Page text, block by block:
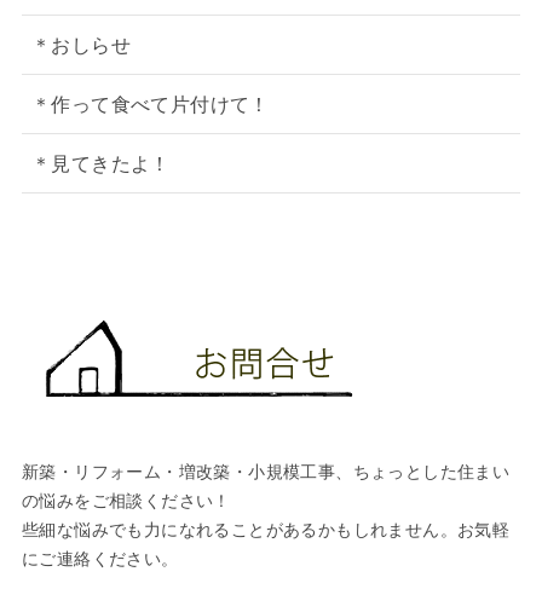
＊おしらせ
＊作って食べて片付けて！
＊見てきたよ！
新築・リフォーム・増改築・小規模工事、ちょっとした住まい
の悩みをご相談ください！
些細な悩みでも力になれることがあるかもしれません。お気軽
にご連絡ください。